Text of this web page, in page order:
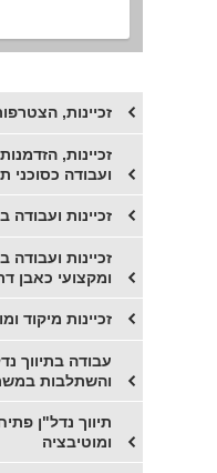
זכיינות,
זכיינות,
ועבודה כסוכני
זכיינות ועבודה
זכיינות ועבודה
ומקצועי כאבן
זכיינות מיקוד
עבודה בתיווך
והשתלבות
תיווך נדל"ן
ומוטיבציה